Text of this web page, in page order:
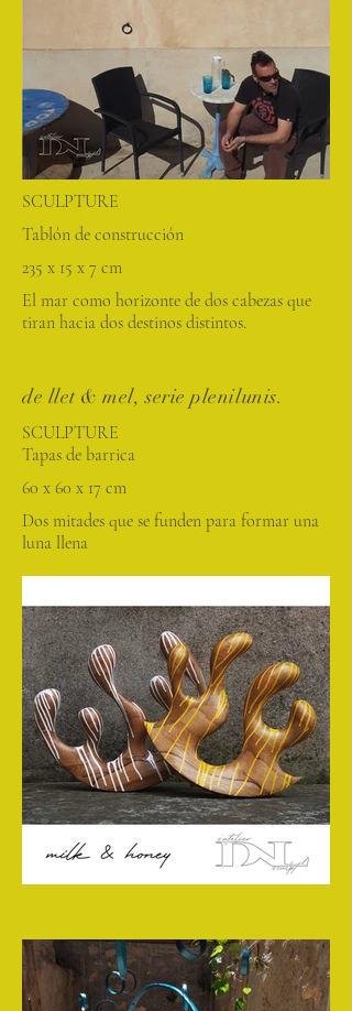
SCULPTURE
Tablón de construcción
235 x 15 x 7 cm
El mar como horizonte de dos cabezas que
tiran hacia dos destinos distintos.
de llet & mel, serie plenilunis.
SCULPTURE
Tapas de barrica
60 x 60 x 17 cm
Dos mitades que se funden para formar una
luna llena